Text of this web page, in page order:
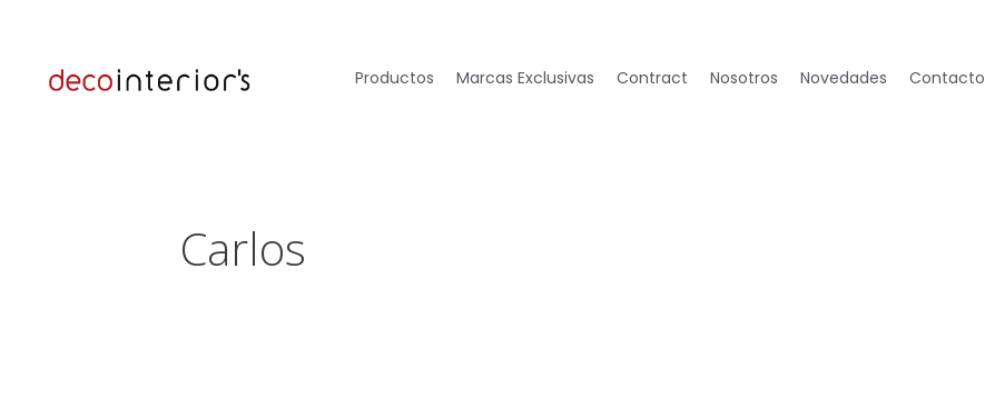
Productos Marcas Exclusivas Contract Nosotros Novedades Contacto
Carlos